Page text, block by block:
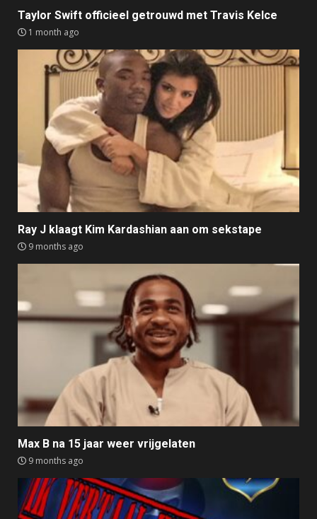
Taylor Swift officieel getrouwd met Travis Kelce
1 month ago
Ray J klaagt Kim Kardashian aan om sekstape
9 months ago
Max B na 15 jaar weer vrijgelaten
9 months ago